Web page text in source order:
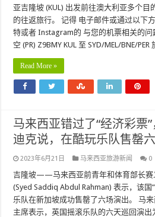
亚吉隆坡 (KUL) 出发前往澳大利亚多个目
的往返旅行。 记得 电子邮件或通过以下
特或者 Instagram的 与您的机票相关的
空 (PR) Z9BMY KUL 至 SYD/MEL/BNE/
Read More »
马来西亚错过了“经济彩票
迪克说，在酷玩乐队售罄
2023年6月21日 马来西亚旅游新闻 0
吉隆坡——马来西亚前青年和体育部长赛
(Syed Saddiq Abdul Rahman) 表示，该
乐队在新加坡成功售罄了六场演出。 马
主席表示，英国摇滚乐队的六天巡回演出